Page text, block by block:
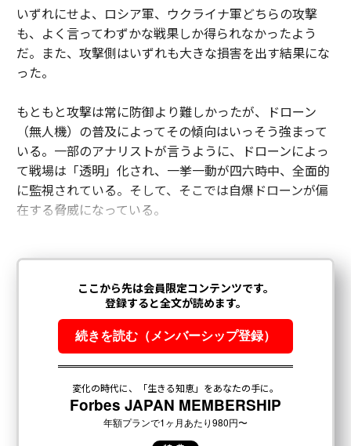
いずれにせよ、ロシア軍、ウクライナ軍どちらの攻撃
も、よく言ってわずかな戦果しか得られなかったよう
だ。また、攻撃側はいずれも大きな損害を出す結果にな
った。
もともと攻撃は常に防御より難しかったが、ドローン
（無人機）の普及によってその傾向はいっそう強まって
いる。一部のアナリストが言うように、ドローンによっ
て戦場は「透明」化され、一挙一動が四六時中、全面的
に監視されている。そして、そこでは自爆ドローンが偏
在する脅威になっている。